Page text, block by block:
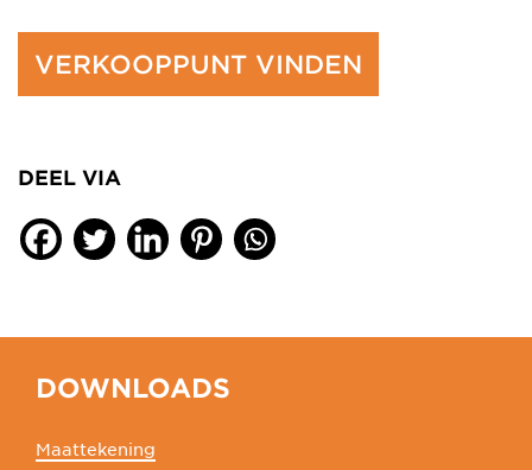
VERKOOPPUNT VINDEN
DEEL VIA
DOWNLOADS
Maattekening